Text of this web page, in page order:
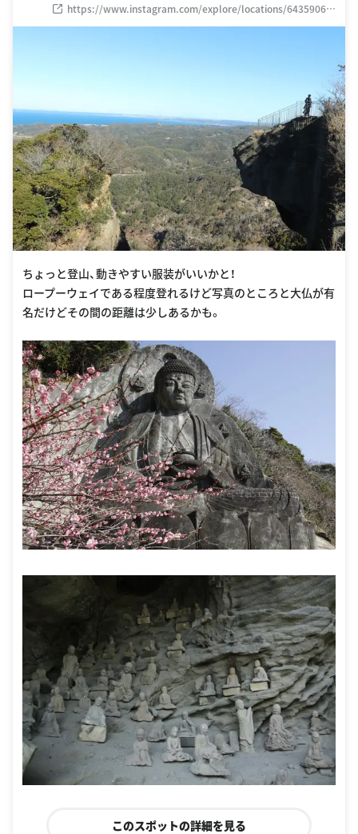
https://www.instagram.com/explore/locations/64359060
1
ちょっと登山、動きやすい服装がいいかと！
ロープーウェイである程度登れるけど写真のところと大仏が有
名だけどその間の距離は少しあるかも。
このスポットの詳細を見る